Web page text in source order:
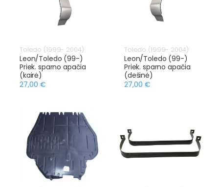
Toledo (1999- 2004)
Leon/Toledo (99-)
Priek. sparno apačia
(kairė)
27,00 €
Toledo (1999- 2004)
Leon/Toledo (99-)
Priek. sparno apačia
(dešinė)
27,00 €